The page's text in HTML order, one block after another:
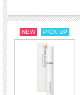
NEW PICK UP